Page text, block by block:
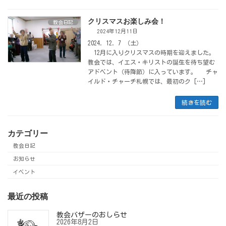
教会日記 クリスマスお楽しみ会！
2024年12月11日
2024. 12. 7 （土）
12月に入りクリスマスの時期を迎えました。
教会では、イエス・キリストの誕生を待ち望む
アドベント（待降節）に入っています。 チャ
イルド・チャーチ札幌では、最初のク […]
続きを読む
カテゴリー
教会日記
お知らせ
イベント
最近の投稿
教会バザーのおしらせ
2026年8月2日